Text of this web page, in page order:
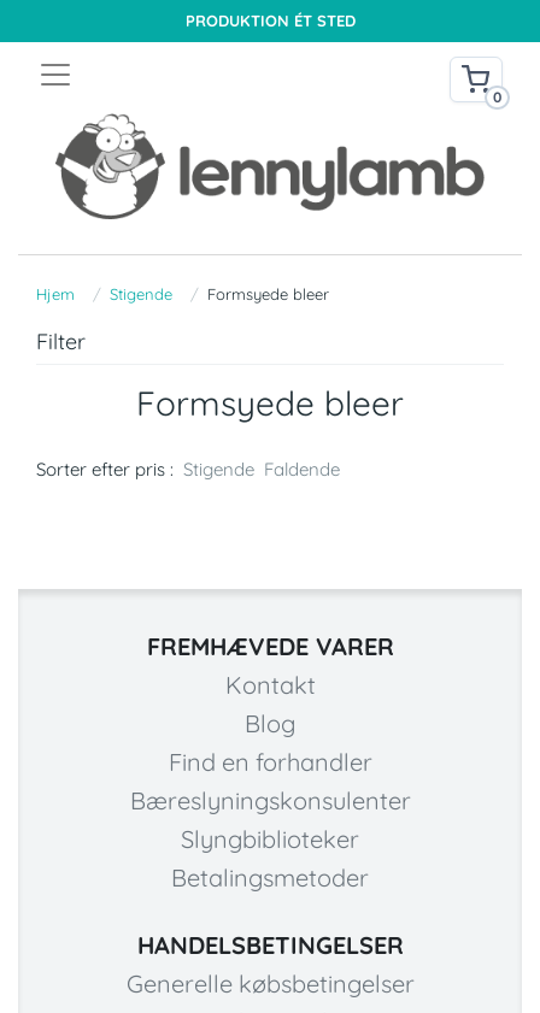
PRODUKTION ÉT STED
0
Hjem Stigende Formsyede bleer
Filter
Formsyede bleer
Sorter efter pris : Stigende Faldende
FREMHÆVEDE VARER
Kontakt
Blog
Find en forhandler
Bæreslyningskonsulenter
Slyngbiblioteker
Betalingsmetoder
HANDELSBETINGELSER
Generelle købsbetingelser